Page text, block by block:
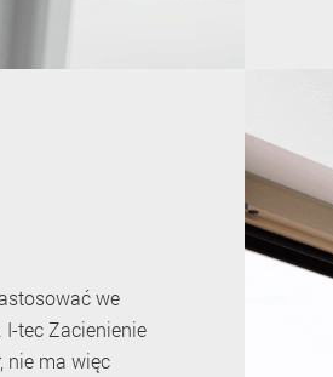
we
tec Zacienienie
nie ma więc